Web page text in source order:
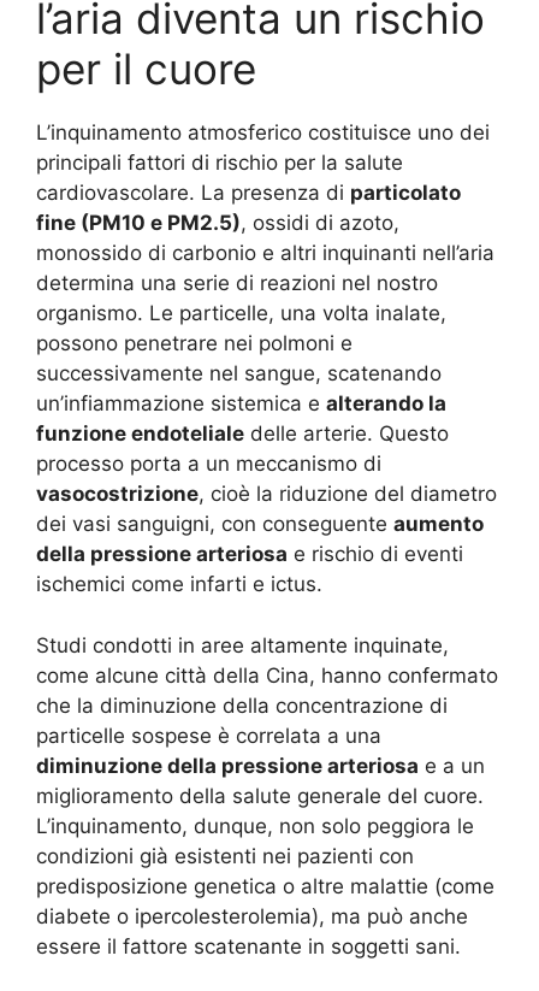
l’aria diventa un rischio
per il cuore
L’inquinamento atmosferico costituisce uno dei
principali fattori di rischio per la salute
cardiovascolare. La presenza di particolato
fine (PM10 e PM2.5), ossidi di azoto,
monossido di carbonio e altri inquinanti nell’aria
determina una serie di reazioni nel nostro
organismo. Le particelle, una volta inalate,
possono penetrare nei polmoni e
successivamente nel sangue, scatenando
un’infiammazione sistemica e alterando la
funzione endoteliale delle arterie. Questo
processo porta a un meccanismo di
vasocostrizione, cioè la riduzione del diametro
dei vasi sanguigni, con conseguente aumento
della pressione arteriosa e rischio di eventi
ischemici come infarti e ictus.
Studi condotti in aree altamente inquinate,
come alcune città della Cina, hanno confermato
che la diminuzione della concentrazione di
particelle sospese è correlata a una
diminuzione della pressione arteriosa e a un
miglioramento della salute generale del cuore.
L’inquinamento, dunque, non solo peggiora le
condizioni già esistenti nei pazienti con
predisposizione genetica o altre malattie (come
diabete o ipercolesterolemia), ma può anche
essere il fattore scatenante in soggetti sani.